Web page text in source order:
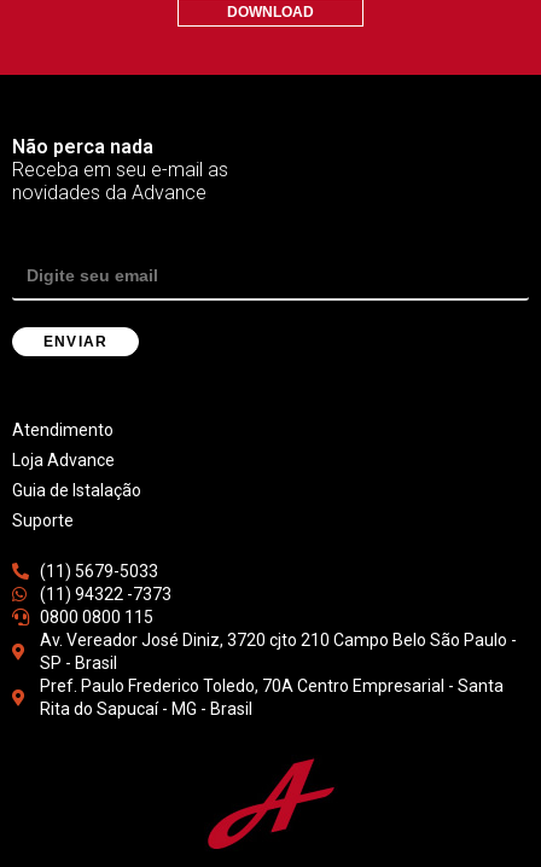
DOWNLOAD
Não perca nada
Receba em seu e-mail as
novidades da Advance
Atendimento
Loja Advance
Guia de Istalação
Suporte
(11) 5679-5033
(11) 94322 -7373
0800 0800 115
Av. Vereador José Diniz, 3720 cjto 210 Campo Belo São Paulo -
SP - Brasil
Pref. Paulo Frederico Toledo, 70A Centro Empresarial - Santa
Rita do Sapucaí - MG - Brasil